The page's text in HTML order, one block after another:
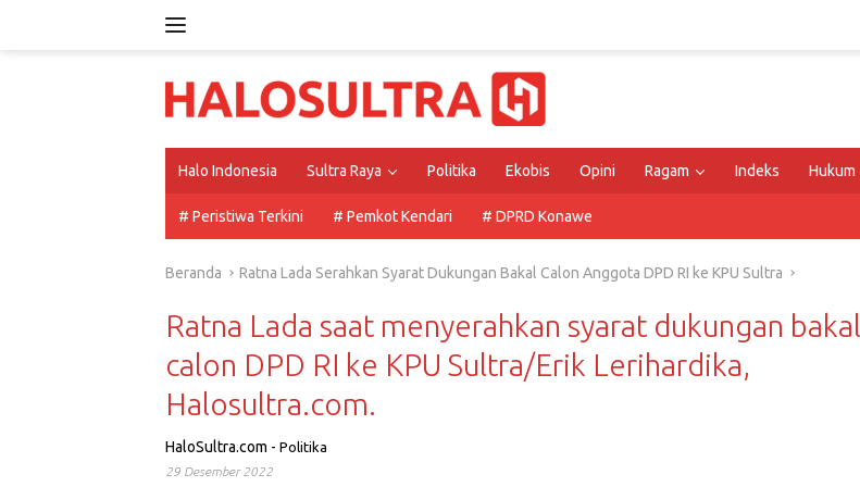
Halo Indonesia Sultra Raya Politika Ekobis Opini Ragam Indeks Hukum
# Peristiwa Terkini # Pemkot Kendari # DPRD Konawe
Beranda Ratna Lada Serahkan Syarat Dukungan Bakal Calon Anggota DPD RI ke KPU Sultra
Ratna Lada saat menyerahkan syarat dukungan bakal
calon DPD RI ke KPU Sultra/Erik Lerihardika,
Halosultra.com.
HaloSultra.com - Politika
29 Desember 2022